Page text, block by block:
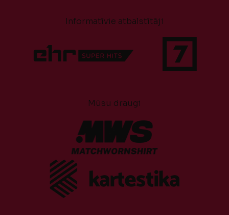
Informatīvie atbalstītāji
Mūsu draugi